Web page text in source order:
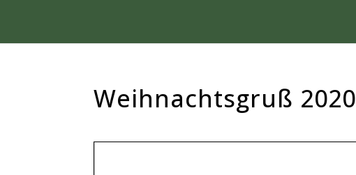
Weihnachtsgruß 2020